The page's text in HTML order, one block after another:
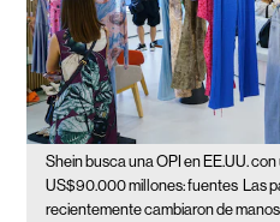
Shein busca una OPI en EE.UU.
US$90.000 millones: fuentes
Las
recientemente cambiaron de